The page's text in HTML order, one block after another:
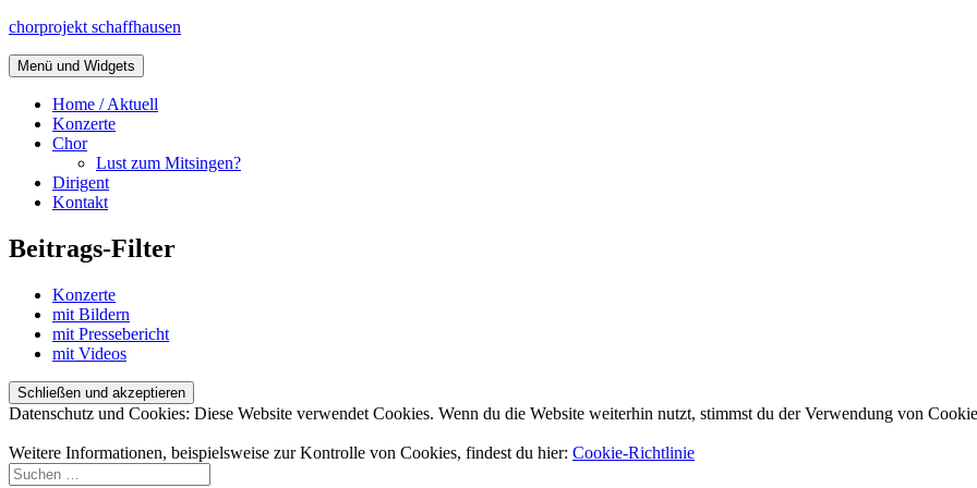
Zum
springen
chorprojekt schaffhausen
Menü und Widgets
Home / Aktuell
Konzerte
Chor
Lust zum Mitsingen?
Dirigent
Kontakt
Beitrags-Filter
Konzerte
mit Bildern
mit Pressebericht
mit Videos
Datenschutz und Cookies: Diese Website verwendet Cookies. Wenn du die Website weiterhin nutzt, stimmst du der Verwendung von
Weitere Informationen, beispielsweise zur Kontrolle von Cookies, findest du hier: Cookie-Richtlinie
Suchen